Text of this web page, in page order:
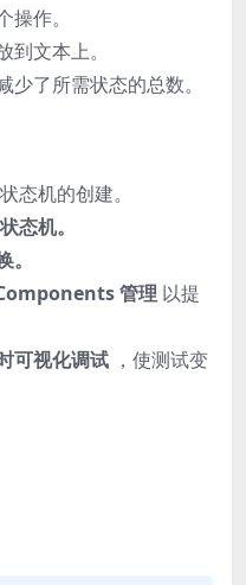
作。
文本上。
了所需状态的总数。
态机的创建。
态机。
。
管理 以提
可视化调试 ，使测试变